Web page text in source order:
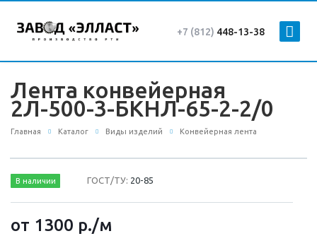
+7 (812) 448-13-38
Лента конвейерная
2Л-500-3-БКНЛ-65-2-2/0
Главная Каталог Виды изделий Конвейерная лента
В наличии ГОСТ/ТУ: 20-85
от 1300 р./м